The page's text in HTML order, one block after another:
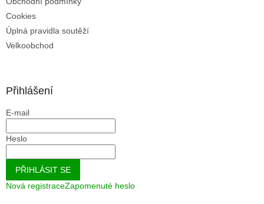
Cookies
Úplná pravidla soutěží
Velkoobchod
Přihlášení
E-mail
Heslo
PŘIHLÁSIT SE
Nová registraceZapomenuté heslo